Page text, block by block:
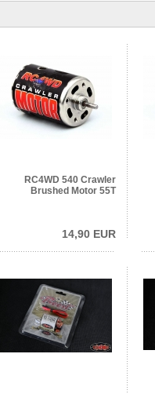
RC4WD 540 Crawler
Brushed Motor 55T
14,90 EUR